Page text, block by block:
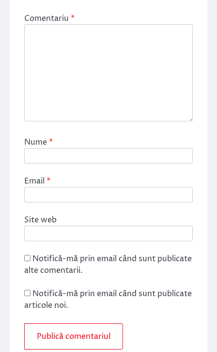
Comentariu *
Nume*
Email *
Site web
Notifică-mă prin email când sunt publicate
alte comentarii.
Notifică-mă prin email când sunt publicate
articole noi.